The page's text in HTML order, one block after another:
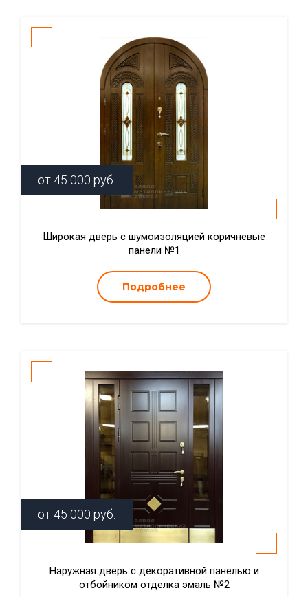
от 45 000 руб.
Широкая дверь с шумоизоляцией коричневые
панели №1
Подробнее
от 45 000 руб.
Наружная дверь с декоративной панелью и
отбойником отделка эмаль №2